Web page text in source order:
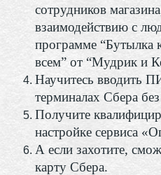
сотрудников
взаимодействию с
программе “Бутылка
всем” от “Мудрик и
Научитесь вводить
терминалах Сбера
Получите
настройке сервиса
А если захотите,
карту Сбера.